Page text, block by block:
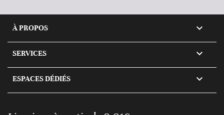
À PROPOS 
SERVICES 
ESPACES DÉDIÉS 